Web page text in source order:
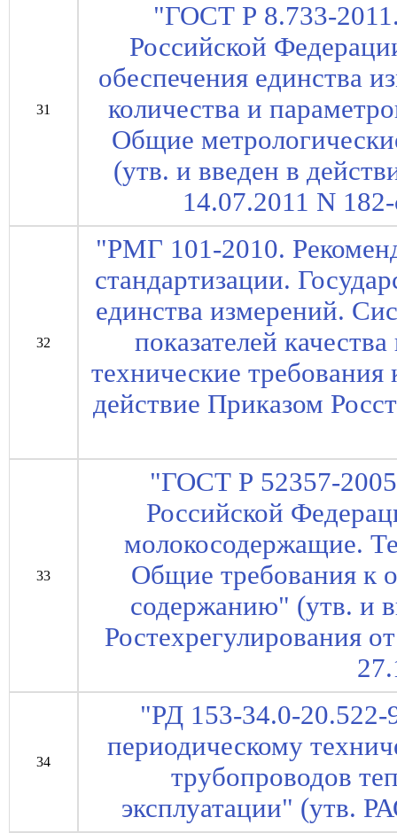
31
"ГОСТ Р 8.733-
Российской
обеспечения единства
количества и
Общие
(утв. и введен в
14.07.2011 N
32
"РМГ 101-2010.
стандартизации.
единства измерений.
показателей
технические
действие Приказом
33
"ГОСТ Р 52357-
Российской
молокосодержащие.
Общие требования к
содержанию" (утв. и
Ростехрегулирования
34
"РД 153-34.0-20.522-
периодическому
трубопроводов
эксплуатации" (утв.